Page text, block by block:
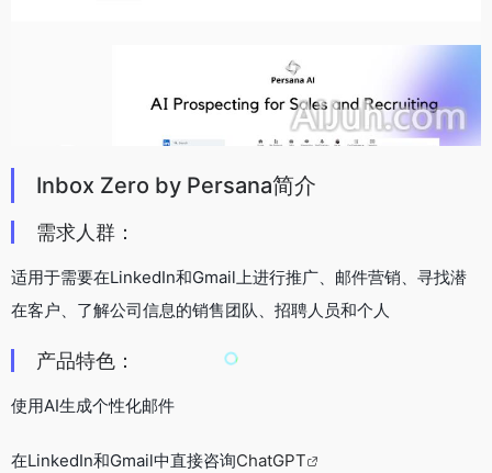
Inbox Zero by Persana简介
需求人群：
适用于需要在LinkedIn和Gmail上进行推广、邮件营销、寻找潜
在客户、了解公司信息的销售团队、招聘人员和个人
产品特色：
使用AI生成个性化邮件
在LinkedIn和Gmail中直接咨询ChatGPT